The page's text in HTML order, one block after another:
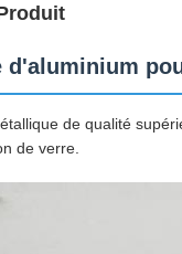
d'aluminium
de qualité
de verre.